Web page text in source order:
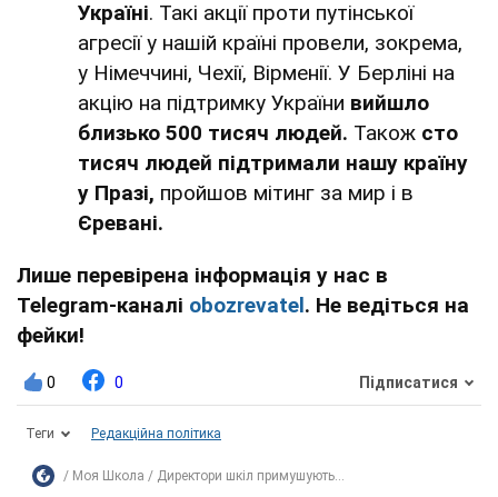
Україні. Такі акції проти путінської
агресії у нашій країні провели, зокрема,
у Німеччині, Чехії, Вірменії. У Берліні на
акцію на підтримку України вийшло
близько 500 тисяч людей. Також сто
тисяч людей підтримали нашу країну
у Празі, пройшов мітинг за мир і в
Єревані.
Лише перевірена інформація у нас в
Telegram-каналі obozrevatel. Не ведіться на
фейки!
0 0 Підписатися
Теги Редакційна політика
Моя Школа Директори шкіл примушують...